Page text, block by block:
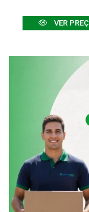
VER